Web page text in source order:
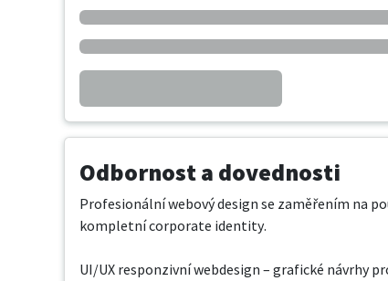
Odbornost a dovednosti
Profesionální webový design se zaměřením na
kompletní corporate identity.
UI/UX responzivní webdesign – grafické návrhy